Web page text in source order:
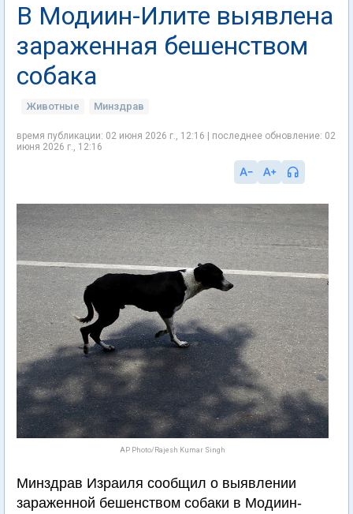
В Модиин-Илите выявлена
зараженная бешенством
собака
Животные Минздрав
время публикации: 02 июня 2026 г., 12:16 | последнее обновление: 02
июня 2026 г., 12:16
AP Photo/Rajesh Kumar Singh
Минздрав Израиля сообщил о выявлении
зараженной бешенством собаки в Модиин-